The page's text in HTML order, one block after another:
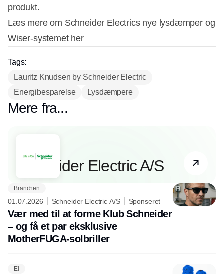
produkt.
Læs mere om Schneider Electrics nye lysdæmper og
Wiser-systemet her
Tags:
Lauritz Knudsen by Schneider Electric
Energibesparelse
Lysdæmpere
Mere fra...
Partner
Schneider Electric A/S
Branchen
01.07.2026 Schneider Electric A/S Sponseret
Vær med til at forme Klub Schneider
– og få et par eksklusive
MotherFUGA-solbriller
El